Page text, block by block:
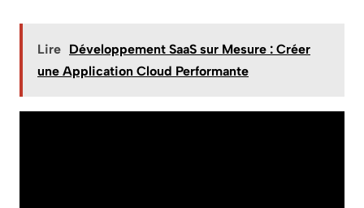
Lire Développement SaaS sur Mesure : Créer
une Application Cloud Performante